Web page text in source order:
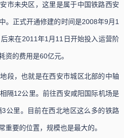
市未央区，这里是属于中国铁路西安
。正式开通修建的时间是2008年9月1
来在2011年1月11日开始投入运营阶
资的费用是60亿元。
段，也就是在西安市城区北部的中轴
隔12公里。前往西安咸阳国际机场是
公里。目前在西北地区这么多的铁路
重要的位置，规模也是最大的。